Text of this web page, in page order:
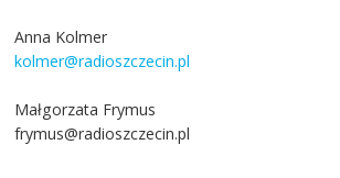
Anna Kolmer
kolmer@radioszczecin.pl
Małgorzata Frymus
frymus@radioszczecin.pl